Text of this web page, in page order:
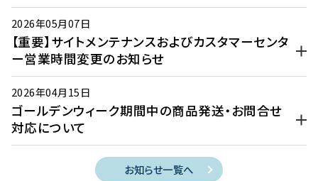
2026年05月07日
【重要】サイトメンテナンスおよびカスタマーセンタ
ー営業時間変更のお知らせ
2026年04月15日
ゴールデンウィーク期間中の商品発送・お問合せ
対応について
お知らせ一覧へ